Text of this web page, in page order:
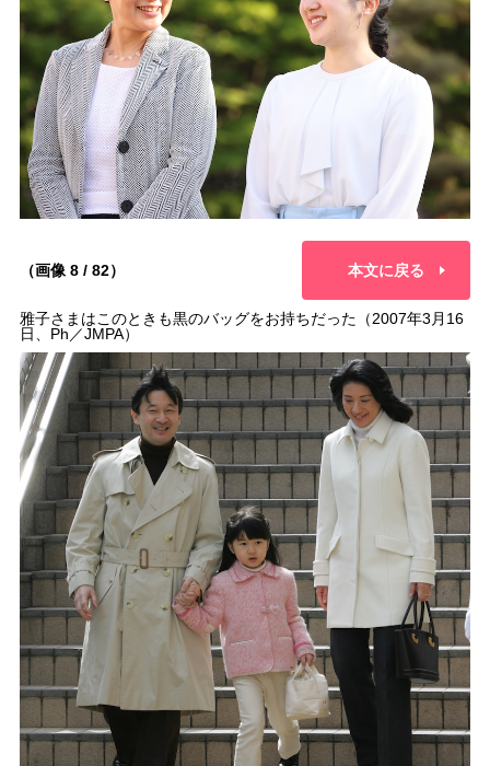
（画像 8 / 82） 本文に戻る
雅子さまはこのときも黒のバッグをお持ちだった（2007年3月16
日、Ph／JMPA）